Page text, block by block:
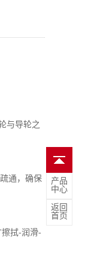
与导轮之
通，确保
擦拭-润滑-
产品
中心
返回
首页